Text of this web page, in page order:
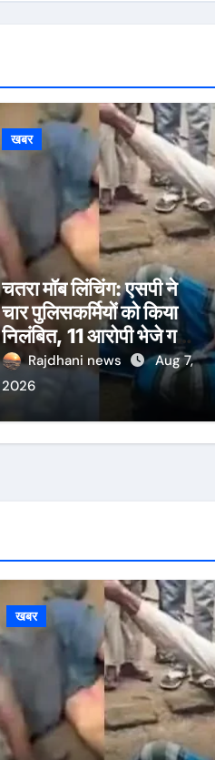
खबर
चतरा मॉब लिंचिंग: एसपी ने
चार पुलिसकर्मियों को किया
निलंबित, 11 आरोपी भेजे गए
जेलRajdhani news
Aug 7,
2026
खबर